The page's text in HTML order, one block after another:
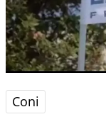
Coni